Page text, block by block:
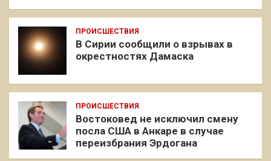
ПРОИСШЕСТВИЯ
В Сирии сообщили о взрывах в
окрестностях Дамаска
ПРОИСШЕСТВИЯ
Востоковед не исключил смену
посла США в Анкаре в случае
переизбрания Эрдогана